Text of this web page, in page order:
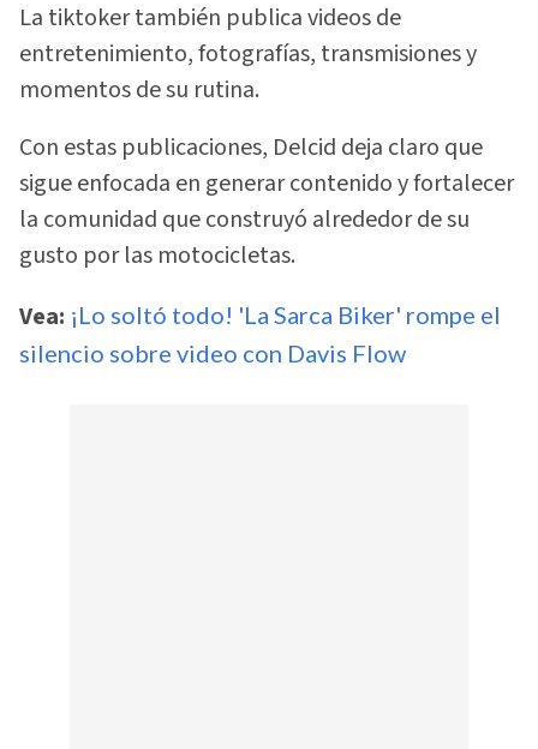
La tiktoker también publica videos de
entretenimiento, fotografías, transmisiones y
momentos de su rutina.
Con estas publicaciones, Delcid deja claro que
sigue enfocada en generar contenido y fortalecer
la comunidad que construyó alrededor de su
gusto por las motocicletas.
Vea: ¡Lo soltó todo! 'La Sarca Biker' rompe el
silencio sobre video con Davis Flow